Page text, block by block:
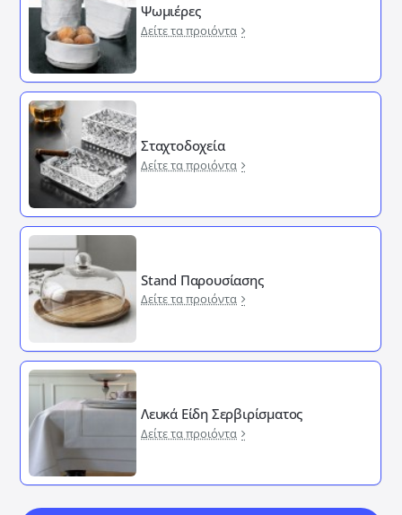
Ψωμιέρες
Δείτε τα προιόντα
Σταχτοδοχεία
Δείτε τα προιόντα
Stand Παρουσίασης
Δείτε τα προιόντα
Λευκά Είδη Σερβιρίσματος
Δείτε τα προιόντα